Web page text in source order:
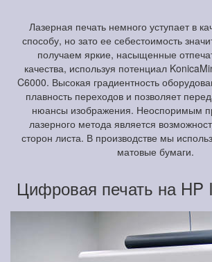
Лазерная печать немного уступает в
способу, но зато ее себестоимость
получаем яркие, насыщенные
качества, используя потенциал
C6000. Высокая градиентность
плавность переходов и позволяет
нюансы изображения. Неоспоримым
лазерного метода является
сторон листа. В производстве мы
матовые бумаги.
Цифровая печать на HP